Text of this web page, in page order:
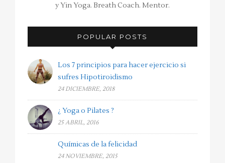
y Yin Yoga. Breath Coach. Mentor.
POPULAR POSTS
Los 7 principios para hacer ejercicio si
sufres Hipotiroidismo
24 DICIEMBRE, 2018
¿ Yoga o Pilates ?
25 ABRIL, 2016
Químicas de la felicidad
24 NOVIEMBRE, 2015